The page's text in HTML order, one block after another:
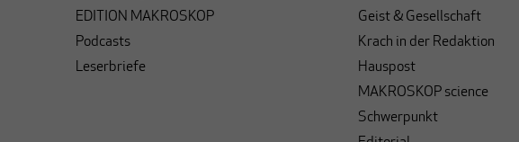
EDITION MAKROSKOP
Podcasts
Leserbriefe
Geist & Gesellschaft
Krach in der Redaktion
Hauspost
MAKROSKOP science
Schwerpunkt